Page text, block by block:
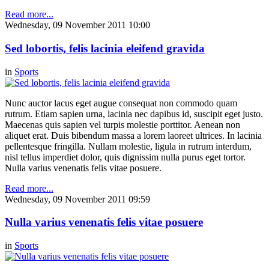
Read more...
Wednesday, 09 November 2011 10:00
Sed lobortis, felis lacinia eleifend gravida
in Sports
Nunc auctor lacus eget augue consequat non commodo quam
rutrum. Etiam sapien urna, lacinia nec dapibus id, suscipit eget justo.
Maecenas quis sapien vel turpis molestie porttitor. Aenean non
aliquet erat. Duis bibendum massa a lorem laoreet ultrices. In lacinia
pellentesque fringilla. Nullam molestie, ligula in rutrum interdum,
nisl tellus imperdiet dolor, quis dignissim nulla purus eget tortor.
Nulla varius venenatis felis vitae posuere.
Read more...
Wednesday, 09 November 2011 09:59
Nulla varius venenatis felis vitae posuere
in Sports